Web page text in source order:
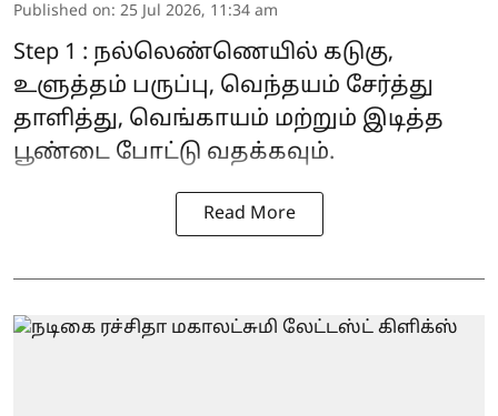
Published on: 25 Jul 2026, 11:34 am
Step 1 : நல்லெண்ணெயில் கடுகு,
உளுத்தம் பருப்பு, வெந்தயம் சேர்த்து
தாளித்து, வெங்காயம் மற்றும் இடித்த
பூண்டை போட்டு வதக்கவும்.
Read More